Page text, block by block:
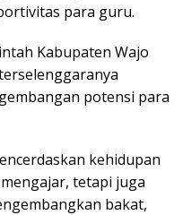
para guru.
Kabupaten Wajo
potensi para
kehidupan
tetapi juga
bakat,